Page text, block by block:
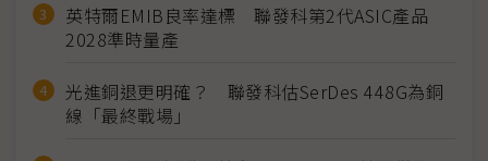
英特爾EMIB良率達標 聯發科第2代ASIC產品
2028準時量產
光進銅退更明確？ 聯發科估SerDes 448G為銅
線「最終戰場」